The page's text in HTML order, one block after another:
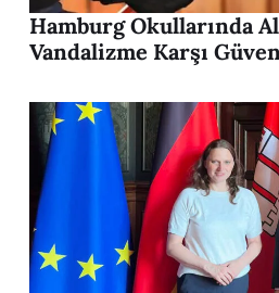
Hamburg Okullarında
Vandalizme Karşı